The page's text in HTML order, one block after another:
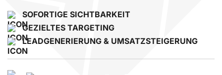
SOFORTIGE SICHTBARKEIT
GEZIELTES TARGETING
LEADGENERIERUNG & UMSATZSTEIGERUNG